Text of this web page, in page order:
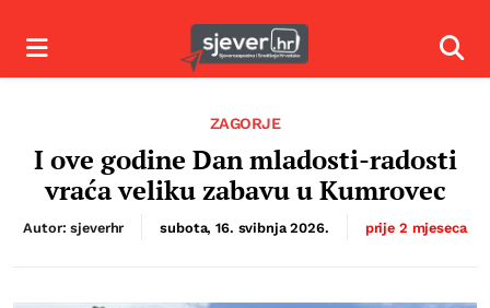
Izbornik
ZAGORJE
I ove godine Dan mladosti-radosti
vraća veliku zabavu u Kumrovec
Autor: sjeverhr subota, 16. svibnja 2026. prije 2 mjeseca